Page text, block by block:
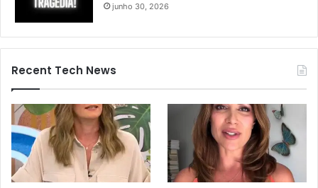
junho 30, 2026
Recent Tech News